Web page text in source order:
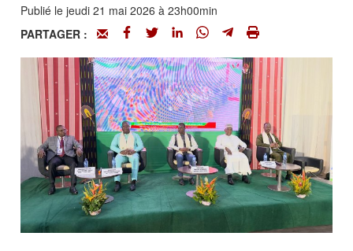
Publié le jeudi 21 mai 2026 à 23h00min
PARTAGER :